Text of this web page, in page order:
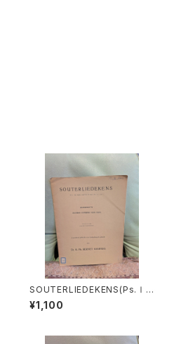
SOUTERLIEDEKENS(Ps.Ⅰ,
Ⅻ,XXXⅠ,XXXⅧ,XL,XLⅡ,L
Ⅲ,LXV)【著者：JACOBUS CL
¥1,100